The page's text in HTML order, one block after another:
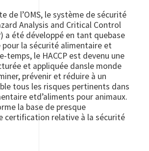
de l’OMS, le système de sécurité
Analysis and Critical Control
a été développé en tant quebase
la sécurité alimentaire et
temps, le HACCP est devenu une
et appliquée dansle monde
prévenir et réduire à un
tous les risques pertinents dans
etd’aliments pour animaux.
la base de presque
certification relative à la sécurité